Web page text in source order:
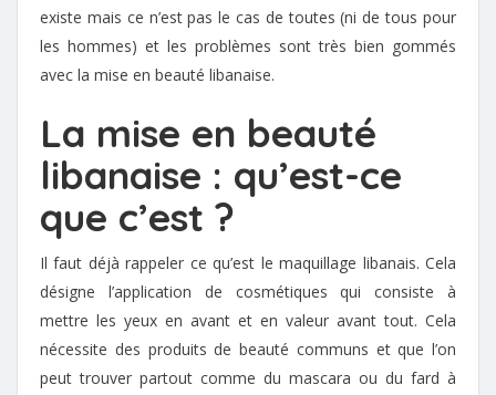
existe mais ce n’est pas le cas de toutes (ni de tous pour
les hommes) et les problèmes sont très bien gommés
avec la mise en beauté libanaise.
La mise en beauté
libanaise : qu’est-ce
que c’est ?
Il faut déjà rappeler ce qu’est le maquillage libanais. Cela
désigne l’application de cosmétiques qui consiste à
mettre les yeux en avant et en valeur avant tout. Cela
nécessite des produits de beauté communs et que l’on
peut trouver partout comme du mascara ou du fard à